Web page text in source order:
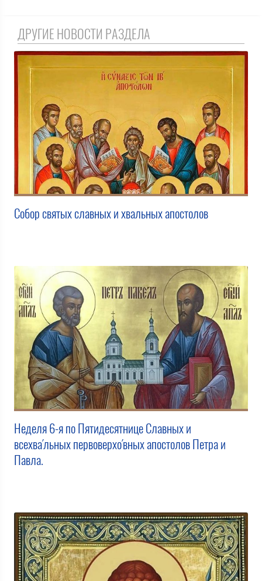
ДРУГИЕ НОВОСТИ РАЗДЕЛА
Собор святых славных и хвальных апостолов
Неделя 6-я по Пятидесятнице Славных и
всехва́льных первоверхо́вных апостолов Петра и
Павла.